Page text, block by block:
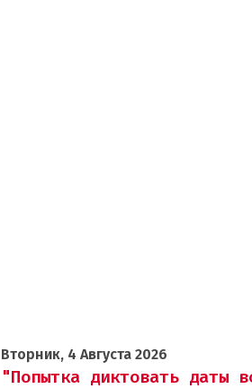
Вторник, 4 Августа 2026
"Попытка диктовать даты